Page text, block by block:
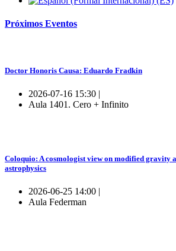
Próximos Eventos
Doctor Honoris Causa: Eduardo Fradkin
2026-07-16 15:30 |
Aula 1401. Cero + Infinito
Coloquio: A cosmologist view on modified gravity
astrophysics
2026-06-25 14:00 |
Aula Federman